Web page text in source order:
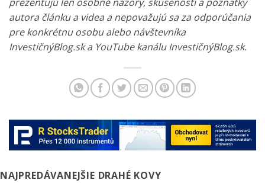
autora článku a videa a nepovažujú sa za odporúčania
pre konkrétnu osobu alebo návštevníka
InvestičnýBlog.sk a YouTube kanálu InvestičnýBlog.sk.
NAJPREDÁVANEJŠIE DRAHÉ KOVY